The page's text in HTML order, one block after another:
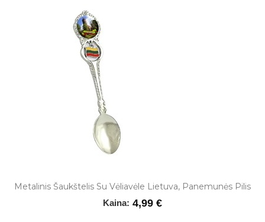
Metalinis Šaukštelis Su Vėliavėle Lietuva, Panemunės Pilis
Kaina: 4,99 €